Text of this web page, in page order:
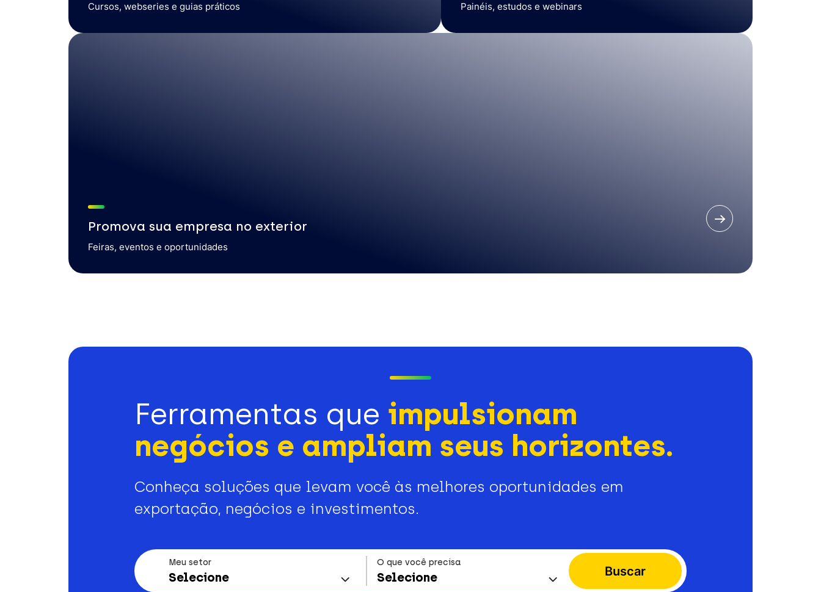
Cursos, webseries e guias práticos Painéis, estudos e webinars
Promova sua empresa no exterior
Feiras, eventos e oportunidades
Ferramentas que impulsionam
negócios e ampliam seus horizontes.
Conheça soluções que levam você às melhores oportunidades em
exportação, negócios e investimentos.
Meu setor
Selecione
O que você precisa
Selecione Buscar